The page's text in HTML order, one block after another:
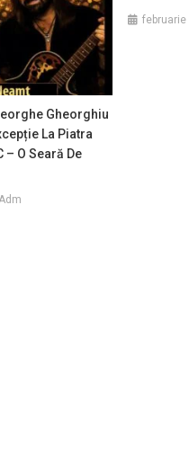
Gheorghiu
La Piatra
– O Seară De
Adm
februarie